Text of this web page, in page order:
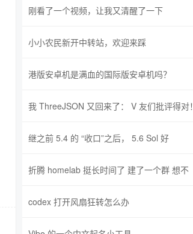
刚看了一个视频，让我又清醒了一下
小小农民新开中转站，欢迎来踩
港版安卓机是满血的国际版安卓机吗？
我 ThreeJSON 又回来了： V 友们批评得对！
继之前 5.4 的 “收口”之后， 5.6 Sol 好
折腾 homelab 挺长时间了 建了一个群 想不
codex 打开风扇狂转怎么办